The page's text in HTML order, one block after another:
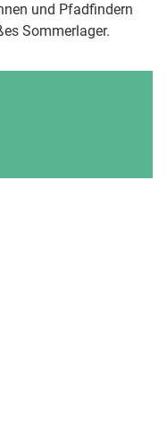
und Pfadfindern
Sommerlager.